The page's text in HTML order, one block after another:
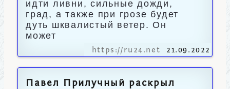
идти ливни, сильные дожди,
град, а также при грозе будет
дуть шквалистый ветер. Он
может
https://ru24.net 21.09.2022
Павел Прилучный раскрыл